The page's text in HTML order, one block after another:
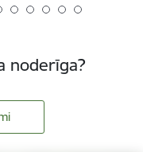
noderīga?